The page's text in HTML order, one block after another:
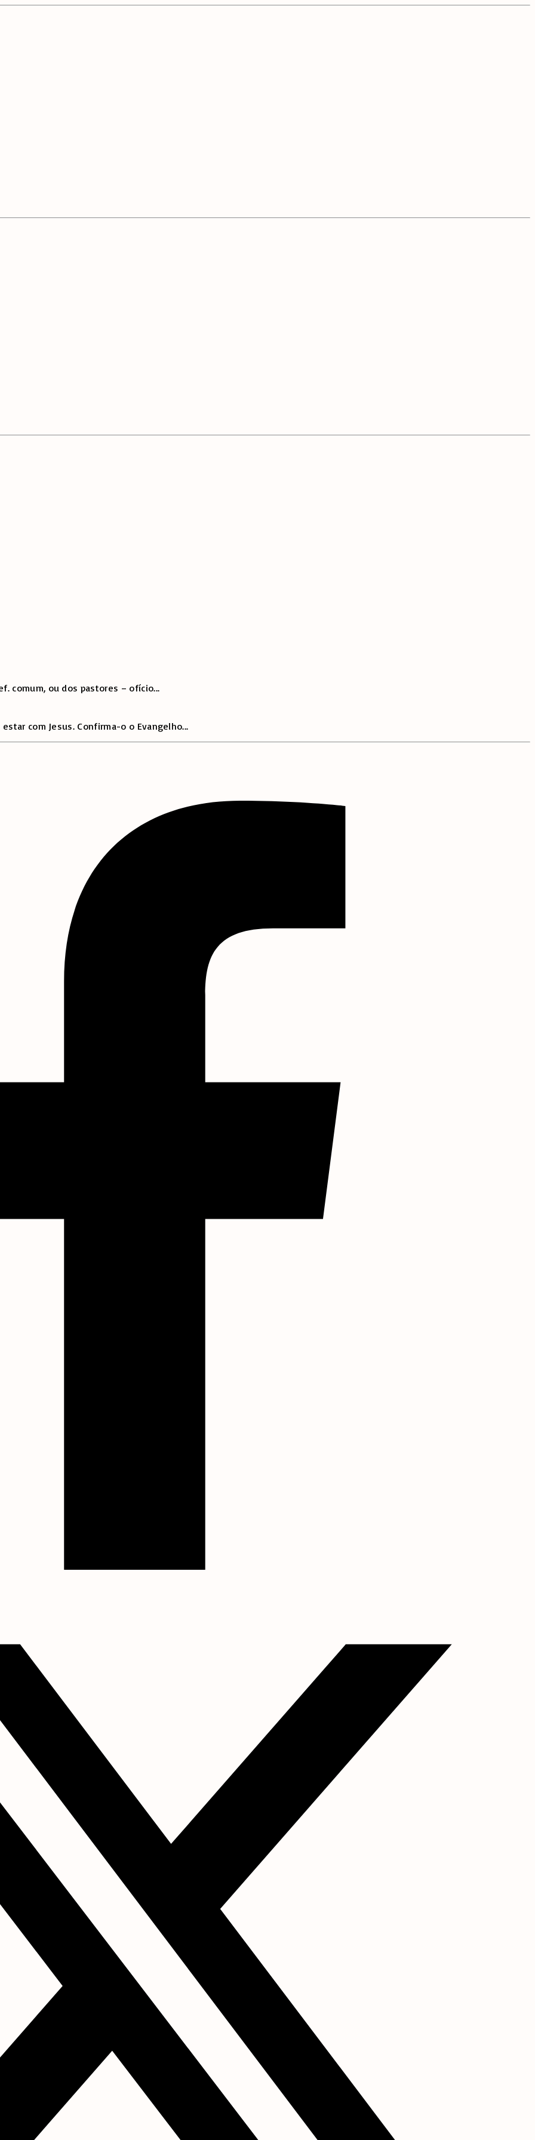
comum, ou dos pastores – ofício...
com Jesus. Confirma-o o Evangelho...